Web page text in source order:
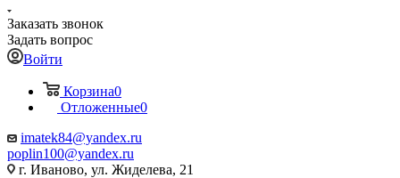
Заказать звонок
Задать вопрос
Войти
Корзина0
Отложенные0
imatek84@yandex.ru
poplin100@yandex.ru
г. Иваново, ул. Жиделева, 21